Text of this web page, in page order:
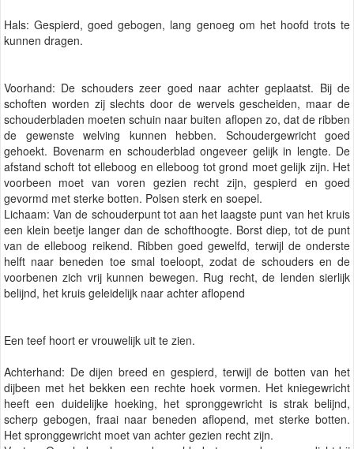
Hals: Gespierd, goed gebogen, lang genoeg om het hoofd trots te
kunnen dragen.
Voorhand: De schouders zeer goed naar achter geplaatst. Bij de
schoften worden zij slechts door de wervels gescheiden, maar de
schouderbladen moeten schuin naar buiten aflopen zo, dat de ribben
de gewenste welving kunnen hebben. Schoudergewricht goed
gehoekt. Bovenarm en schouderblad ongeveer gelijk in lengte. De
afstand schoft tot elleboog en elleboog tot grond moet gelijk zijn. Het
voorbeen moet van voren gezien recht zijn, gespierd en goed
gevormd met sterke botten. Polsen sterk en soepel.
Lichaam: Van de schouderpunt tot aan het laagste punt van het kruis
een klein beetje langer dan de schofthoogte. Borst diep, tot de punt
van de elleboog reikend. Ribben goed gewelfd, terwijl de onderste
helft naar beneden toe smal toeloopt, zodat de schouders en de
voorbenen zich vrij kunnen bewegen. Rug recht, de lenden sierlijk
belijnd, het kruis geleidelijk naar achter aflopend
Een teef hoort er vrouwelijk uit te zien.
Achterhand: De dijen breed en gespierd, terwijl de botten van het
dijbeen met het bekken een rechte hoek vormen. Het kniegewricht
heeft een duidelijke hoeking, het spronggewricht is strak belijnd,
scherp gebogen, fraai naar beneden aflopend, met sterke botten.
Het spronggewricht moet van achter gezien recht zijn.